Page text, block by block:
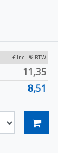
€ Incl. % BTW
11,35
8,51